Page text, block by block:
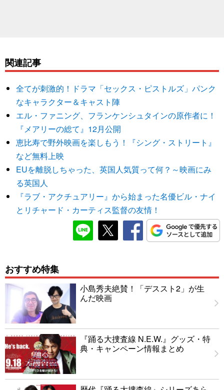
関連記事
全てが刺激的！ドラマ「セックス・ピストルズ」パンク
なキャラクター＆キャスト陣
エル・ファニング、フランケンシュタインの原作者に！
『メアリーの総て』12月公開
恵比寿で野外映画を楽しもう！『シング・ストリート』
など無料上映
EUを離脱しちゃった、英国人気質って何？～映画にみ
る英国人
『ラブ・アクチュアリー』から始まった名優ビル・ナイ
とリチャード・カーティス監督の友情！
おすすめ特集
小島秀夫絶賛！「デススト2」が生
んだ映画
『踊る大捜査線 N.E.W.』グッズ・特
典・キャンペーン情報まとめ